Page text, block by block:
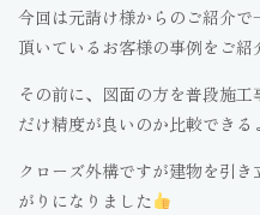
今回は元請け様からのご紹介
頂いているお客様の事例をご紹
その前に、図面の方を普段施
だけ精度が良いのか比較できる
クローズ外構ですが建物を引
がりになりました